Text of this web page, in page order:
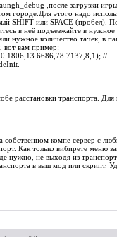
,после загрузки
городе.Для этого надо
SHIFT или SPACE (пробел).
в неё подъезжайте в
нужное количество тачек, в
вот вам пример:
//
расстановки транспорта. Для
собственном компе сервер с
Как только вибирете меню
нужно, не выходя из
в ваш мод или скрипт.